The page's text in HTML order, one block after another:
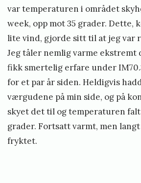
var temperaturen i området
week, opp mot 35 grader. Dette,
lite vind, gjorde sitt til at jeg var
Jeg tåler nemlig varme ekstremt
fikk smertelig erfare under
for et par år siden. Heldigvis
værgudene på min side, og på
skyet det til og temperaturen
grader. Fortsatt varmt, men
fryktet.